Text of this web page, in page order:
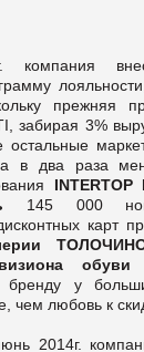
прежняя
забирая 3%
в два раза
145 000
карт
бренду у
чем любовь к
2014г.